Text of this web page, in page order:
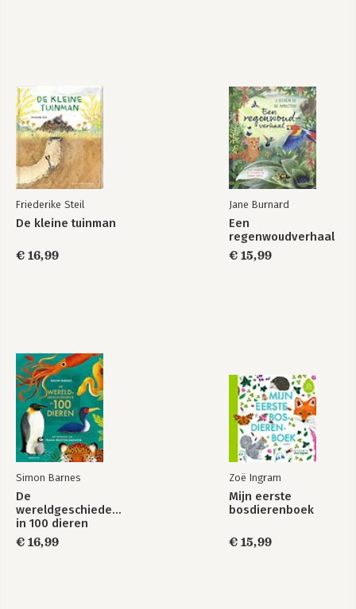
Friederike Steil
De kleine tuinman
€ 16,99
Jane Burnard
Een
regenwoudverhaal
€ 15,99
Simon Barnes
De
wereldgeschiedenis
in 100 dieren
€ 16,99
Zoë Ingram
Mijn eerste
bosdierenboek
€ 15,99